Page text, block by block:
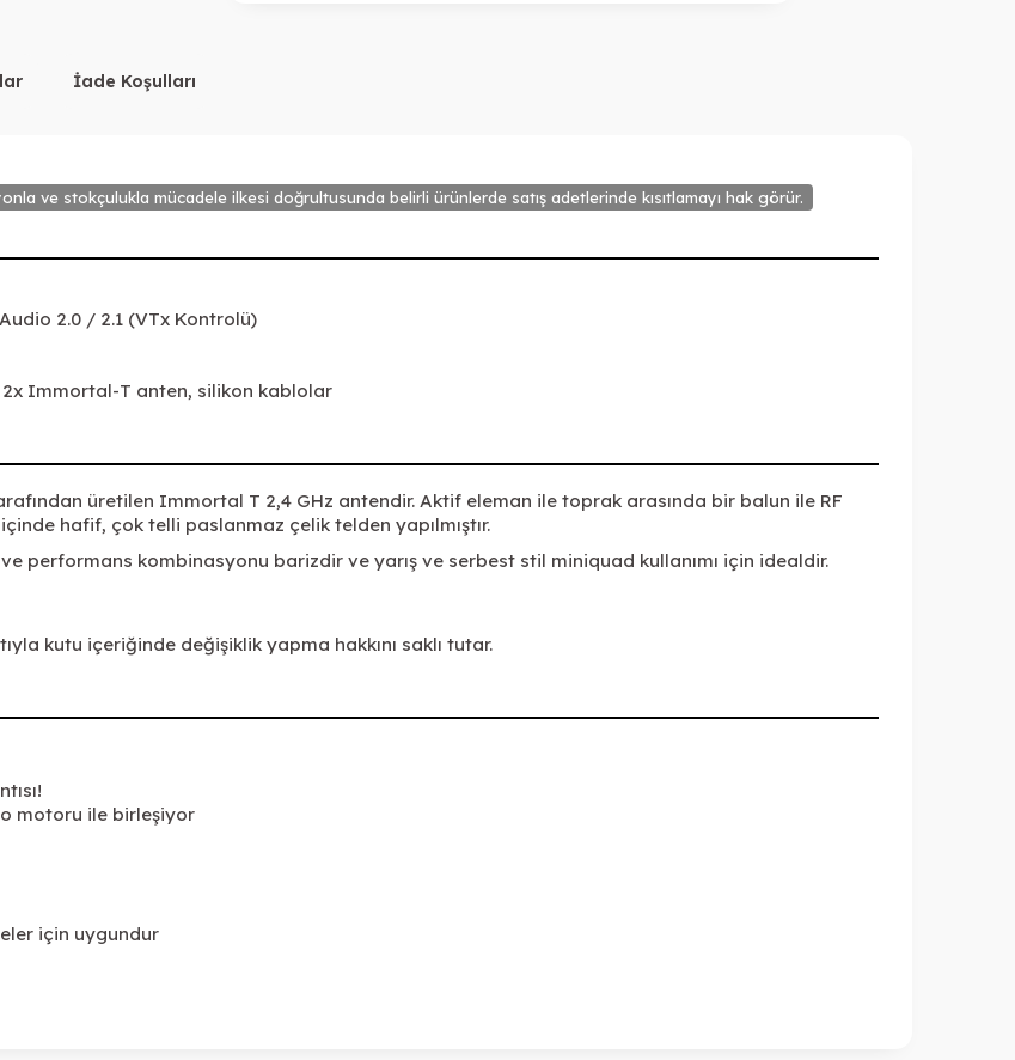
İade Koşulları
ve stokçulukla mücadele ilkesi doğrultusunda belirli ürünlerde satış adetlerinde kısıtlamayı hak görür.
2.0 / 2.1 (VTx Kontrolü)
2x Immortal-T anten, silikon kablolar
üretilen Immortal T 2,4 GHz antendir. Aktif eleman ile toprak arasında bir balun ile RF
hafif, çok telli paslanmaz çelik telden yapılmıştır.
ve performans kombinasyonu barizdir ve yarış ve serbest stil miniquad kullanımı için idealdir.
kutu içeriğinde değişiklik yapma hakkını saklı tutar.
motoru ile birleşiyor
için uygundur